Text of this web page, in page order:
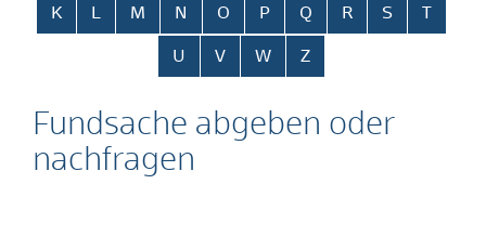
K L M N O P Q R S T
U V W Z
Fundsache abgeben oder
nachfragen